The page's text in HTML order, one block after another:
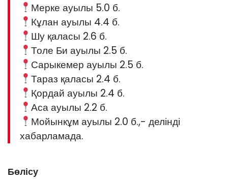
Мерке ауылы 5.0 б.
Кұлан ауылы 4.4 б.
Шу қаласы 2.6 б.
Толе Би ауылы 2.5 б.
Сарыкемер ауылы 2.5 б.
Тараз қаласы 2.4 б.
Қордай ауылы 2.4 б.
Аса ауылы 2.2 б.
Мойынкұм ауылы 2.0 б.,- делінді
хабарламада.
Бөлісу